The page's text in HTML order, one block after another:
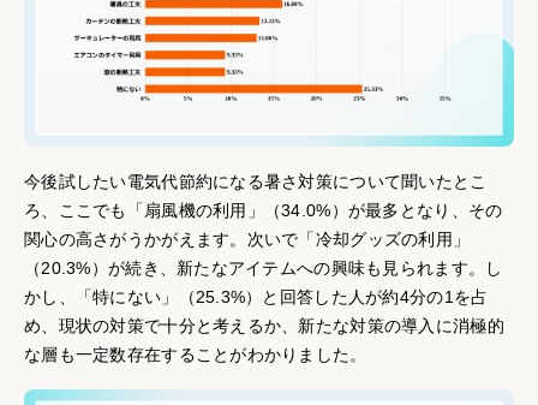
今後試したい電気代節約になる暑さ対策について聞いたとこ
ろ、ここでも「扇風機の利用」（34.0%）が最多となり、その
関心の高さがうかがえます。次いで「冷却グッズの利用」
（20.3%）が続き、新たなアイテムへの興味も見られます。し
かし、「特にない」（25.3%）と回答した人が約4分の1を占
め、現状の対策で十分と考えるか、新たな対策の導入に消極的
な層も一定数存在することがわかりました。